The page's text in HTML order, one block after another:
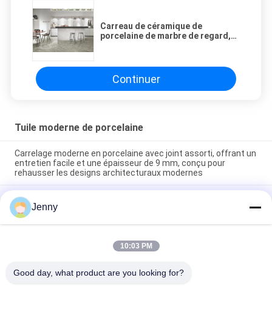
Carreau de céramique de
porcelaine de marbre de regard,
Continuer
Tuile moderne de porcelaine
Carrelage moderne en porcelaine avec joint assorti, offrant un
entretien facile et une épaisseur de 9 mm, conçu pour
rehausser les designs architecturaux modernes
Carrelage de sol moderne en porcelaine facile d'entretien,
texture lisse conçue pour offrir une surface élégante
résistante aux taches et à l'usure quotidienne
Installation flottante Carreaux de porcelaine modernes
intérieurs d'épaisseur de 9 mm Choix parfait Surface durable
Jenny
10:03 PM
Good day, what product are you looking for?